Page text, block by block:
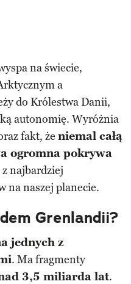
na świecie,
a
do Królestwa Danii,
autonomię. Wyróżnia
fakt, że niemal całą
ogromna pokrywa
najbardziej
na naszej planecie.
Grenlandii?
jednych z
. Ma fragmenty
3,5 miliarda lat.